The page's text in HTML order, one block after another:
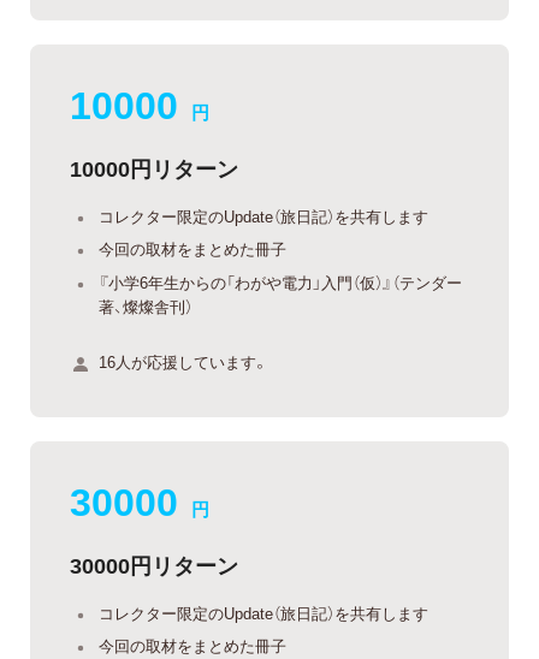
10000 円
10000円リターン
コレクター限定のUpdate（旅日記）を共有します
今回の取材をまとめた冊子
『小学6年生からの「わがや電力」入門（仮）』（テンダー
著、燦燦舎刊）
16人が応援しています。
30000 円
30000円リターン
コレクター限定のUpdate（旅日記）を共有します
今回の取材をまとめた冊子